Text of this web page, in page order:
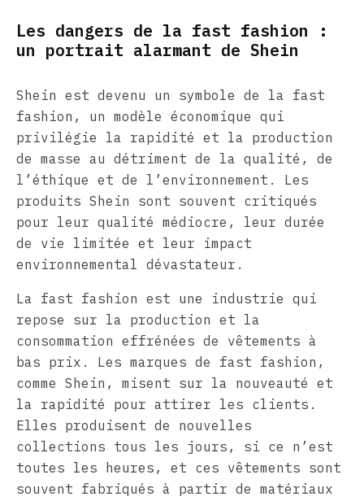
Les dangers de la fast fashion :
un portrait alarmant de Shein
Shein est devenu un symbole de la fast
fashion, un modèle économique qui
privilégie la rapidité et la production
de masse au détriment de la qualité, de
l’éthique et de l’environnement. Les
produits Shein sont souvent critiqués
pour leur qualité médiocre, leur durée
de vie limitée et leur impact
environnemental dévastateur.
La fast fashion est une industrie qui
repose sur la production et la
consommation effrénées de vêtements à
bas prix. Les marques de fast fashion,
comme Shein, misent sur la nouveauté et
la rapidité pour attirer les clients.
Elles produisent de nouvelles
collections tous les jours, si ce n’est
toutes les heures, et ces vêtements sont
souvent fabriqués à partir de matériaux